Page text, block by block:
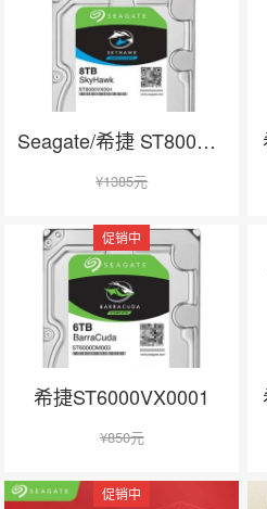
Seagate/希捷 ST8000VX004
¥1385元
促销中
希捷ST6000VX0001
¥850元
促销中